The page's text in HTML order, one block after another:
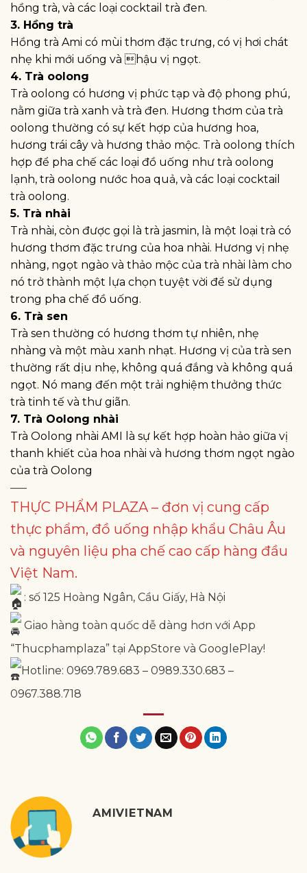
hồng trà, và các loại cocktail trà đen.
3. Hồng trà
Hồng trà Ami có mùi thơm đặc trưng, có vị hơi chát
nhẹ khi mới uống và hậu vị ngọt.
4. Trà oolong
Trà oolong có hương vị phức tạp và độ phong phú,
nằm giữa trà xanh và trà đen. Hương thơm của trà
oolong thường có sự kết hợp của hương hoa,
hương trái cây và hương thảo mộc. Trà oolong thích
hợp để pha chế các loại đồ uống như trà oolong
lạnh, trà oolong nước hoa quả, và các loại cocktail
trà oolong.
5. Trà nhài
Trà nhài, còn được gọi là trà jasmin, là một loại trà có
hương thơm đặc trưng của hoa nhài. Hương vị nhẹ
nhàng, ngọt ngào và thảo mộc của trà nhài làm cho
nó trở thành một lựa chọn tuyệt vời để sử dụng
trong pha chế đồ uống.
6. Trà sen
Trà sen thường có hương thơm tự nhiên, nhẹ
nhàng và một màu xanh nhạt. Hương vị của trà sen
thường rất dịu nhẹ, không quá đắng và không quá
ngọt. Nó mang đến một trải nghiệm thưởng thức
trà tinh tế và thư giãn.
7. Trà Oolong nhài
Trà Oolong nhài AMI là sự kết hợp hoàn hảo giữa vị
thanh khiết của hoa nhài và hương thơm ngọt ngào
của trà Oolong
—–
THỰC PHẨM PLAZA – đơn vị cung cấp
thực phẩm, đồ uống nhập khẩu Châu Âu
và nguyên liệu pha chế cao cấp hàng đầu
Việt Nam.
: số 125 Hoàng Ngân, Cầu Giấy, Hà Nội
Giao hàng toàn quốc dễ dàng hơn với App
“Thucphamplaza” tại AppStore và GooglePlay!
Hotline: 0969.789.683 – 0989.330.683 –
0967.388.718
AMIVIETNAM